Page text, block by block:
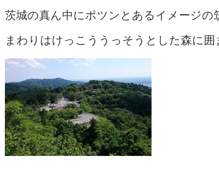
茨城の真ん中にポツンとあるイメージの
まわりはけっこううっそうとした森に